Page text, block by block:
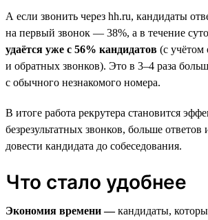
А если звонить через hh.ru, кандидаты
на первый звонок — 38%, а в течение
удаётся уже с 56% кандидатов (с учётом
и обратных звонков). Это в 3–4 раза
с обычного незнакомого номера.
В итоге работа рекрутера становится
безрезультатных звонков, больше
довести кандидата до собеседования.
Что стало удобнее
Экономия времени —кандидаты,